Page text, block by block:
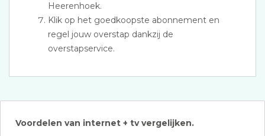
Heerenhoek.
Klik op het goedkoopste abonnement en
regel jouw overstap dankzij de
overstapservice.
Voordelen van internet + tv vergelijken.